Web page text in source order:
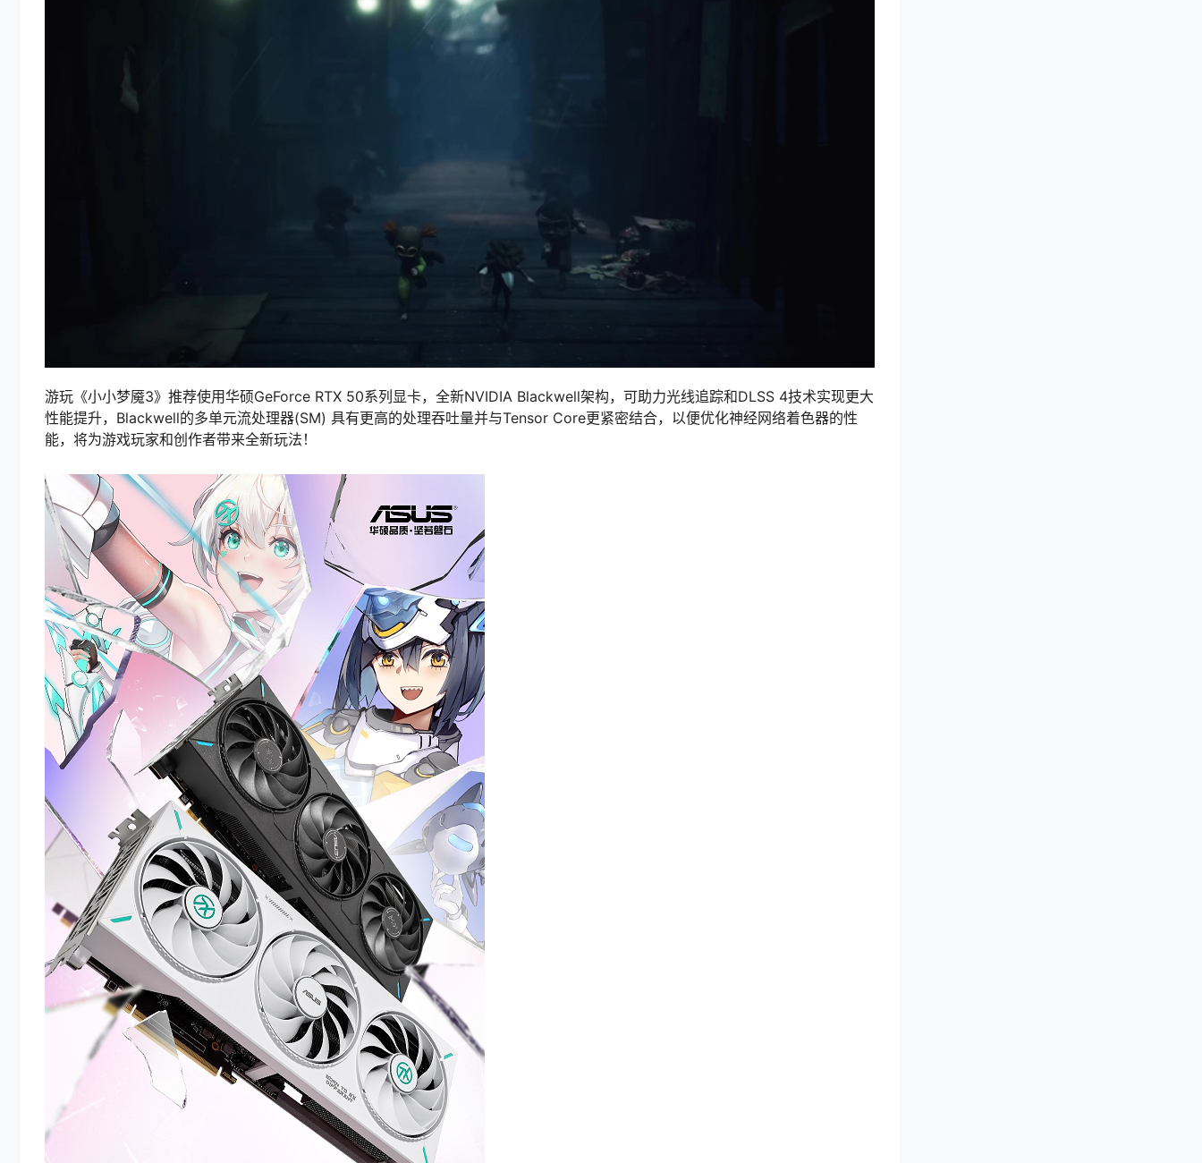
游玩《小小梦魇3》推荐使用华硕GeForce RTX 50系列显卡，全新NVIDIA Blackwell架构，可助力光线追踪和DLSS 4技术实现更大
性能提升，Blackwell的多单元流处理器(SM) 具有更高的处理吞吐量并与Tensor Core更紧密结合，以便优化神经网络着色器的性
能，将为游戏玩家和创作者带来全新玩法！